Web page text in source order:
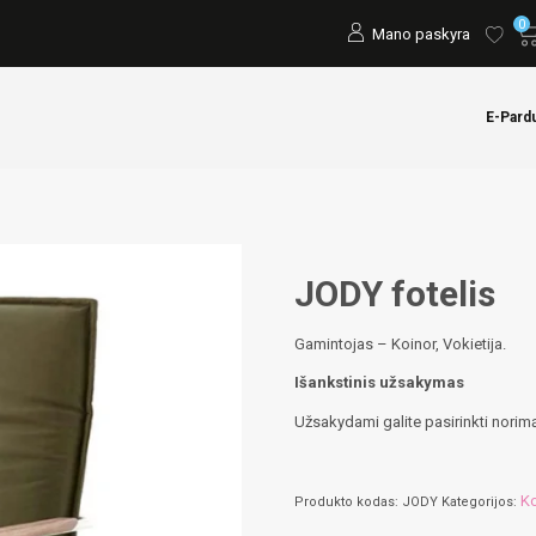
Mano paskyra 0
E-
JODY fotelis
Gamintojas – Koinor, Vokietija.
Išankstinis užsakymas
Užsakydami galite pasirinkti
Produkto kodas: JODY Kategorijos: